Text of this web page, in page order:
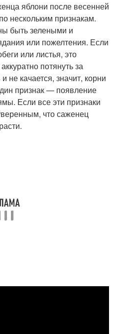
яблони после весенней
нескольким признакам.
быть зелеными и
или пожелтения. Если
или листья, это
потянуть за
не качается, значит, корни
признак — появление
Если все эти признаки
что саженец